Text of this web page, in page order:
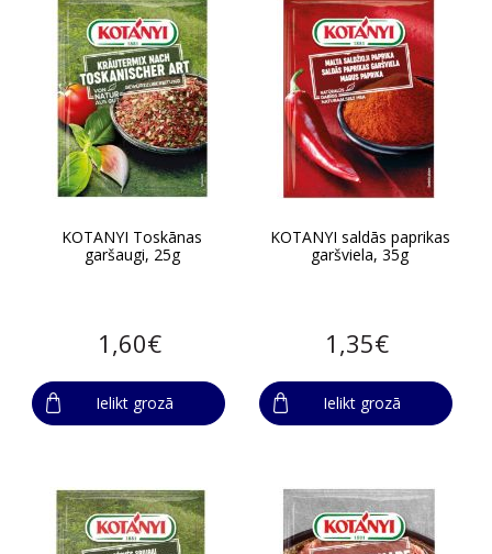
KOTANYI Toskānas
garšaugi, 25g
1,60€
Ielikt grozā
KOTANYI saldās paprikas
garšviela, 35g
1,35€
Ielikt grozā